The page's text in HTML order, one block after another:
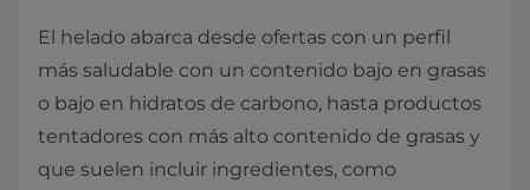
El helado abarca desde ofertas con un perfil
más saludable con un contenido bajo en grasas
o bajo en hidratos de carbono, hasta productos
tentadores con más alto contenido de grasas y
que suelen incluir ingredientes, como